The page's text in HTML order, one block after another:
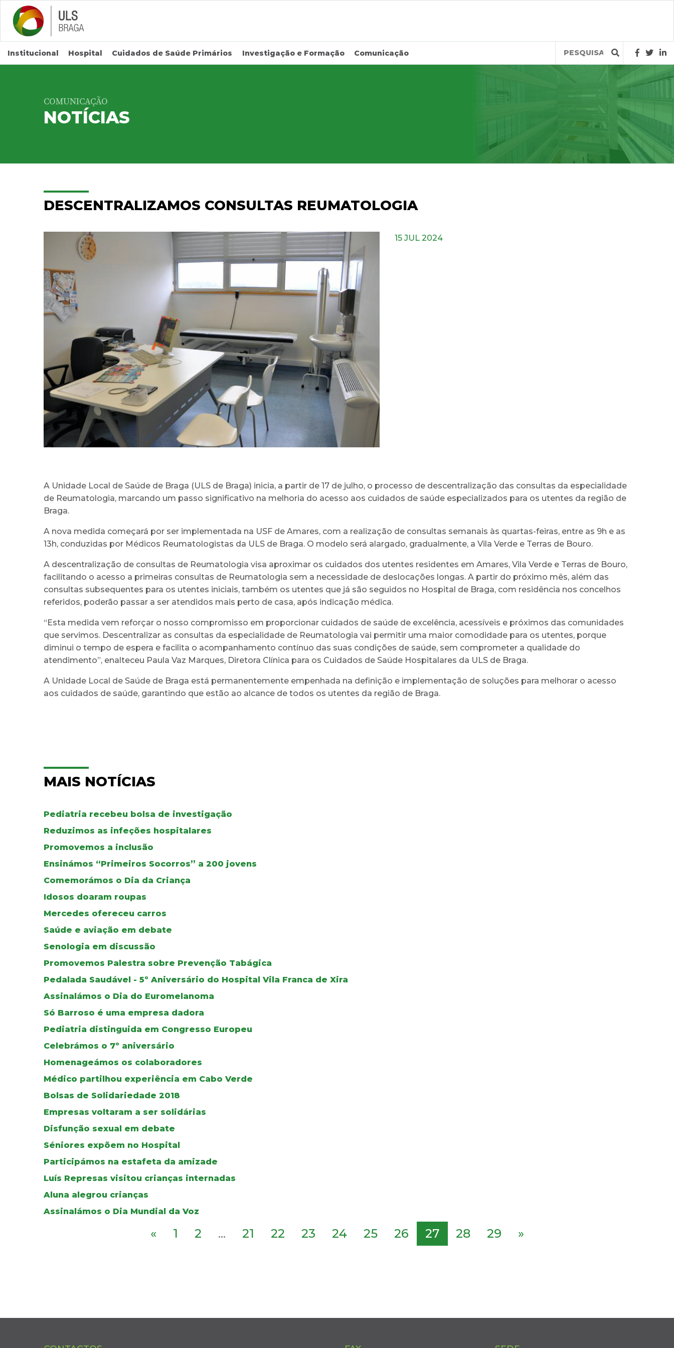
Saltar para conteúdo principal
Institucional Hospital Cuidados de Saúde Primários Investigação e Formação Comunicação
Query
COMUNICAÇÃO
NOTÍCIAS
DESCENTRALIZAMOS CONSULTAS REUMATOLOGIA
15 JUL 2024
A Unidade Local de Saúde de Braga (ULS de Braga) inicia, a partir de 17 de julho, o processo de descentralização das consultas da especialidade
de Reumatologia, marcando um passo significativo na melhoria do acesso aos cuidados de saúde especializados para os utentes da região de
Braga.
A nova medida começará por ser implementada na USF de Amares, com a realização de consultas semanais às quartas-feiras, entre as 9h e as
13h, conduzidas por Médicos Reumatologistas da ULS de Braga. O modelo será alargado, gradualmente, a Vila Verde e Terras de Bouro.
A descentralização de consultas de Reumatologia visa aproximar os cuidados dos utentes residentes em Amares, Vila Verde e Terras de Bouro,
facilitando o acesso a primeiras consultas de Reumatologia sem a necessidade de deslocações longas. A partir do próximo mês, além das
consultas subsequentes para os utentes iniciais, também os utentes que já são seguidos no Hospital de Braga, com residência nos concelhos
referidos, poderão passar a ser atendidos mais perto de casa, após indicação médica.
“Esta medida vem reforçar o nosso compromisso em proporcionar cuidados de saúde de excelência, acessíveis e próximos das comunidades
que servimos. Descentralizar as consultas da especialidade de Reumatologia vai permitir uma maior comodidade para os utentes, porque
diminui o tempo de espera e facilita o acompanhamento contínuo das suas condições de saúde, sem comprometer a qualidade do
atendimento”, enalteceu Paula Vaz Marques, Diretora Clínica para os Cuidados de Saúde Hospitalares da ULS de Braga.
A Unidade Local de Saúde de Braga está permanentemente empenhada na definição e implementação de soluções para melhorar o acesso
aos cuidados de saúde, garantindo que estão ao alcance de todos os utentes da região de Braga.
MAIS NOTÍCIAS
Pediatria recebeu bolsa de investigação
Reduzimos as infeções hospitalares
Promovemos a inclusão
Ensinámos “Primeiros Socorros” a 200 jovens
Comemorámos o Dia da Criança
Idosos doaram roupas
Mercedes ofereceu carros
Saúde e aviação em debate
Senologia em discussão
Promovemos Palestra sobre Prevenção Tabágica
Pedalada Saudável - 5º Aniversário do Hospital Vila Franca de Xira
Assinalámos o Dia do Euromelanoma
Só Barroso é uma empresa dadora
Pediatria distinguida em Congresso Europeu
Celebrámos o 7º aniversário
Homenageámos os colaboradores
Médico partilhou experiência em Cabo Verde
Bolsas de Solidariedade 2018
Empresas voltaram a ser solidárias
Disfunção sexual em debate
Séniores expõem no Hospital
Participámos na estafeta da amizade
Luís Represas visitou crianças internadas
Aluna alegrou crianças
Assinalámos o Dia Mundial da Voz
« 1 2 ... 21 22 23 24 25 26 27 28 29 »